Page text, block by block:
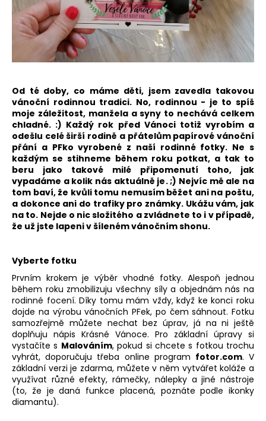
Od té doby, co máme děti, jsem zavedla takovou
vánoční rodinnou tradici. No, rodinnou - je to spíš
moje záležitost, manžela a syny to nechává celkem
chladné. :) Každý rok před Vánoci totiž vyrobím a
odešlu celé širší rodině a přátelům papírové vánoční
přání a PFko vyrobené z naší rodinné fotky. Ne s
každým se stihneme během roku potkat, a tak to
beru jako takové milé připomenutí toho, jak
vypadáme a kolik nás aktuálně je. ;) Nejvíc mě ale na
tom baví, že kvůli tomu nemusím běžet ani na poštu,
a dokonce ani do trafiky pro známky. Ukážu vám, jak
na to. Nejde o nic složitého a zvládnete to i v případě,
že už jste lapeni v šíleném vánočním shonu.
Vyberte fotku
Prvním krokem je výběr vhodné fotky. Alespoň jednou
během roku zmobilizuju všechny síly a objednám nás na
rodinné focení. Díky tomu mám vždy, když ke konci roku
dojde na výrobu vánočních PFek, po čem sáhnout. Fotku
samozřejmě můžete nechat bez úprav, já na ni ještě
doplňuju nápis Krásné Vánoce. Pro základní úpravy si
vystačíte s Malováním, pokud si chcete s fotkou trochu
vyhrát, doporučuju třeba online program fotor.com. V
základní verzi je zdarma, můžete v něm vytvářet koláže a
využívat různé efekty, rámečky, nálepky a jiné nástroje
(to, že je daná funkce placená, poznáte podle ikonky
diamantu).
a
t
HLEDAT
D
o
p
o
u
č
u
j
e
m
e
OTEVÍRACÍ
MEDAILON
S
FOTKOU
A